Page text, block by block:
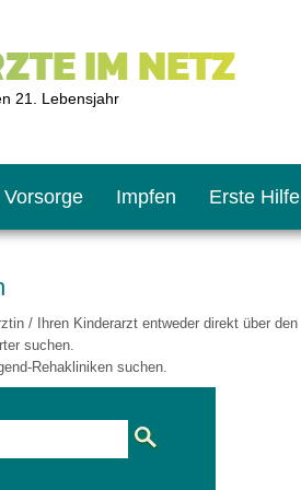
IM NETZ
21. Lebensjahr
Vorsorge Impfen
oft?
Erste Hilfe
/ Ihren Kinderarzt entweder direkt über den
suchen.
Rehakliniken suchen.